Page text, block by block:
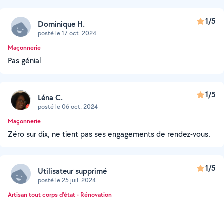
Dominique H.
posté le 17 oct. 2024
1/5
Maçonnerie
Pas génial
Léna C.
posté le 06 oct. 2024
1/5
Maçonnerie
Zéro sur dix, ne tient pas ses engagements de rendez-vous.
Utilisateur supprimé
posté le 25 juil. 2024
1/5
Artisan tout corps d'état - Rénovation